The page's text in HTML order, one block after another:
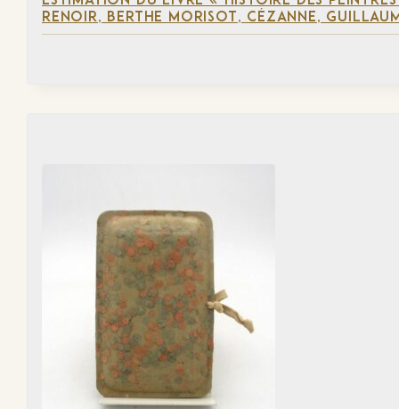
RENOIR, BERTHE MORISOT, CÉZANNE,